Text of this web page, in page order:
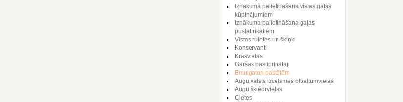
Iznākuma palielināšana vistas gaļas
kūpinājumiem
Iznākuma palielināšana gaļas
pusfabrikātiem
Vistas ruletes un šķiņķi
Konservanti
Krāsvielas
Garšas pastiprinātāji
Emulgatori pastētēm
Augu valsts izcelsmes olbaltumvielas
Augu šķiedrvielas
Cietes